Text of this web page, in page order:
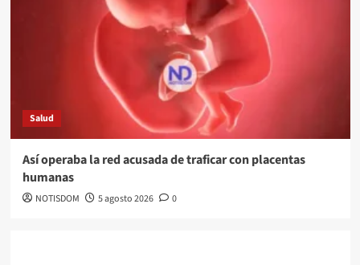
Salud
Así operaba la red acusada de traficar con placentas
humanas
NOTISDOM 5 agosto 2026 0